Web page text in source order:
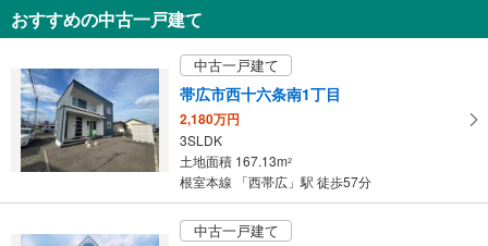
を
け
取
る
・
条
おすすめの中古一戸建て
中古一戸建て
帯広市西十六条南1丁目
2,180万円
3SLDK
土地面積 167.13m2
根室本線 「西帯広」駅 徒歩57分
中古一戸建て